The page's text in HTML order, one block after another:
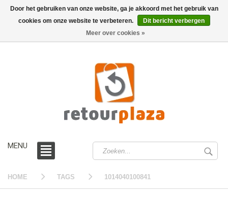
MENU
HOME TAGS 1014040100841
Door het gebruiken van onze website, ga je akkoord met het gebruik van
cookies om onze website te verbeteren.
Dit bericht verbergen
Meer over cookies »